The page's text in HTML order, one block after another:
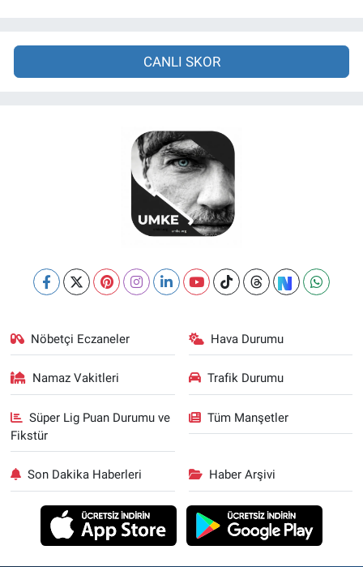
CANLI SKOR
Nöbetçi Eczaneler Hava Durumu
Namaz Vakitleri Trafik Durumu
Süper Lig Puan Durumu ve
Fikstür
Tüm Manşetler
Son Dakika Haberleri Haber Arşivi